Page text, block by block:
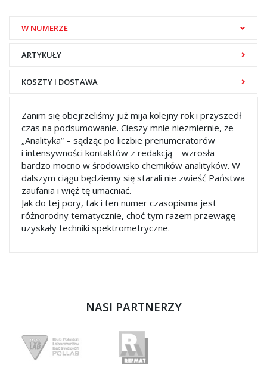
W NUMERZE
ARTYKUŁY
KOSZTY I DOSTAWA
Zanim się obejrzeliśmy już mija kolejny rok i przyszedł
czas na podsumowanie. Cieszy mnie niezmiernie, że
„Analityka” – sądząc po liczbie prenumeratorów
i intensywności kontaktów z redakcją – wzrosła
bardzo mocno w środowisko chemików analityków. W
dalszym ciągu będziemy się starali nie zwieść Państwa
zaufania i więź tę umacniać.
Jak do tej pory, tak i ten numer czasopisma jest
różnorodny tematycznie, choć tym razem przewagę
uzyskały techniki spektrometryczne.
NASI PARTNERZY